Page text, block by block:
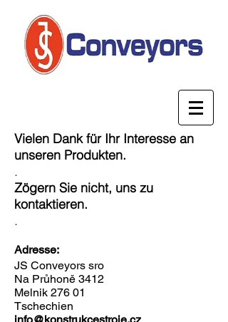
Vielen Dank für Ihr Interesse an
unseren Produkten.
.
Zögern Sie nicht, uns zu
kontaktieren.
.
Adresse:
JS Conveyors sro
Na Průhoně 3412
Melnik 276 01
Tschechien